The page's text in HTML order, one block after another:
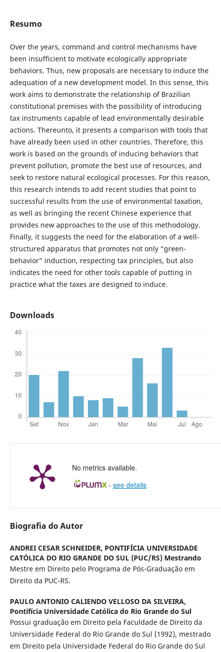
Resumo
Over the years, command and control mechanisms have
been insufficient to motivate ecologically appropriate
behaviors. Thus, new proposals are necessary to induce the
adequation of a new development model. In this sense, this
work aims to demonstrate the relationship of Brazilian
constitutional premises with the possibility of introducing
tax instruments capable of lead environmentally desirable
actions. Thereunto, it presents a comparison with tools that
have already been used in other countries. Therefore, this
work is based on the grounds of inducing behaviors that
prevent pollution, promote the best use of resources, and
seek to restore natural ecological processes. For this reason,
this research intends to add recent studies that point to
successful results from the use of environmental taxation,
as well as bringing the recent Chinese experience that
provides new approaches to the use of this methodology.
Finally, it suggests the need for the elaboration of a well-
structured apparatus that promotes not only “green-
behavior” induction, respecting tax principles, but also
indicates the need for other tools capable of putting in
practice what the taxes are designed to induce.
Downloads
No metrics available.
- see details
Biografia do Autor
ANDREI CESAR SCHNEIDER, PONTIFÍCIA UNIVERSIDADE
CATÓLICA DO RIO GRANDE DO SUL (PUC/RS) Mestrando
Mestre em Direito pelo Programa de Pós-Graduação em
Direito da PUC-RS.
PAULO ANTONIO CALIENDO VELLOSO DA SILVEIRA,
Pontifícia Universidade Católica do Rio Grande do Sul
Possui graduação em Direito pela Faculdade de Direito da
Universidade Federal do Rio Grande do Sul (1992), mestrado
em Direito pela Universidade Federal do Rio Grande do Sul